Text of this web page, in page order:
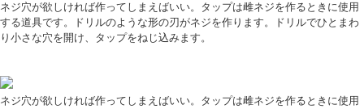
ネジ穴が欲しければ作ってしまえばいい。タップは雌ネジを作るときに使用
する道具です。ドリルのような形の刃がネジを作ります。ドリルでひとまわ
り小さな穴を開け、タップをねじ込みます。
ネジ穴が欲しければ作ってしまえばいい。タップは雌ネジを作るときに使用